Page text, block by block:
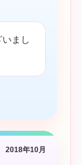
まし
2018年10月